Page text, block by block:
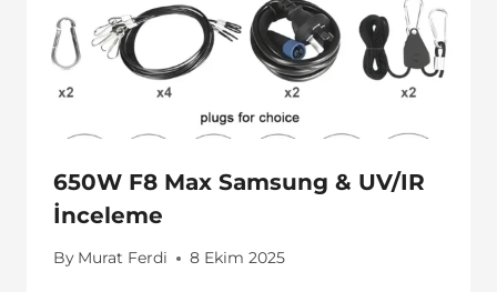
650W F8 Max Samsung & UV/IR
İnceleme
By Murat Ferdi 8 Ekim 2025